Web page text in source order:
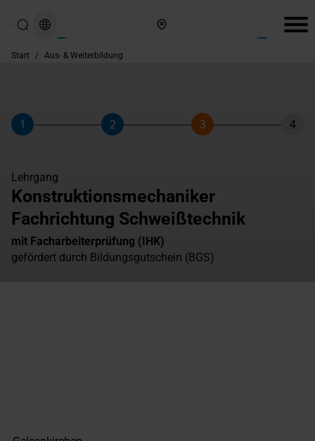
Start / Aus- & Weiterbildung
Schritt
1
Schritt
2
Schritt
3 4
Lehrgang
Konstruktionsmechaniker
Fachrichtung Schweißtechnik
mit Facharbeiterprüfung (IHK)
gefördert durch Bildungsgutschein (BGS)